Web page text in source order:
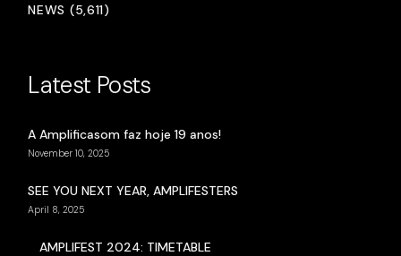
NEWS (5,611)
Latest Posts
A Amplificasom faz hoje 19 anos!
November 10, 2025
SEE YOU NEXT YEAR, AMPLIFESTERS
April 8, 2025
AMPLIFEST 2024: TIMETABLE